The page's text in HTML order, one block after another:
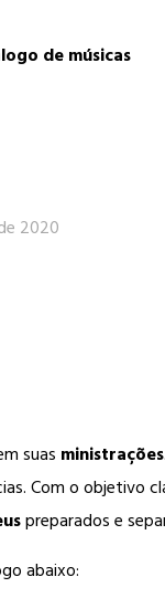
de músicas
2020
suas ministrações
Com o objetivo
preparados e
abaixo: